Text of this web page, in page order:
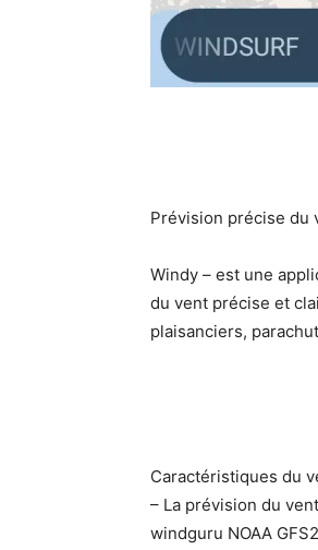
Prévision précise du
Windy – est une
du vent précise et
plaisanciers,
Caractéristiques du
– La prévision du
windguru NOAA